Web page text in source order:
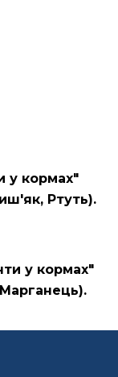
у кормах"
Ртуть).
у кормах"